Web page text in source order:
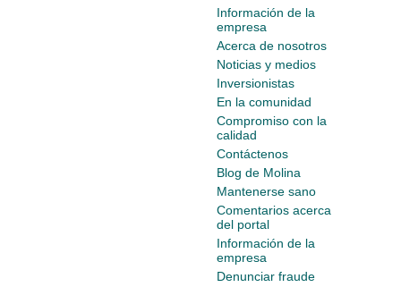
Información de la
empresa
Acerca de nosotros
Noticias y medios
Inversionistas
En la comunidad
Compromiso con la
calidad
Contáctenos
Blog de Molina
Mantenerse sano
Comentarios acerca
del portal
Información de la
empresa
Denunciar fraude